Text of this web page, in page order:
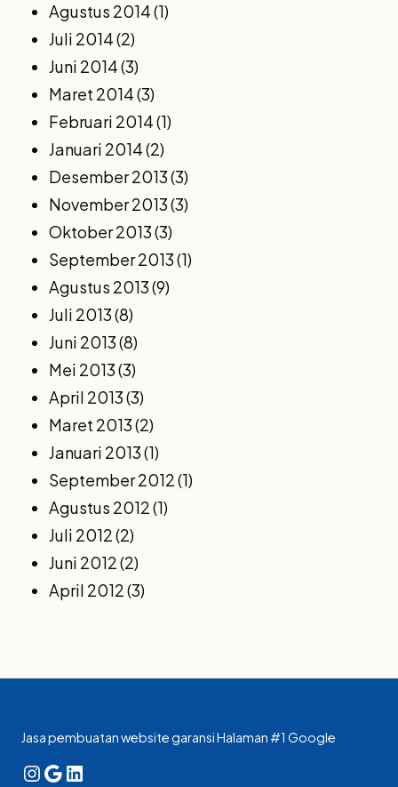
Agustus 2014(1)
Juli 2014(2)
Juni 2014(3)
Maret 2014(3)
Februari 2014(1)
Januari 2014(2)
Desember 2013(3)
November 2013(3)
Oktober 2013(3)
September 2013(1)
Agustus 2013(9)
Juli 2013(8)
Juni 2013(8)
Mei 2013(3)
April 2013(3)
Maret 2013(2)
Januari 2013(1)
September 2012(1)
Agustus 2012(1)
Juli 2012(2)
Juni 2012(2)
April 2012(3)
Jasa pembuatan website garansi Halaman #1 Google
InstagramGoogle LinkedIn